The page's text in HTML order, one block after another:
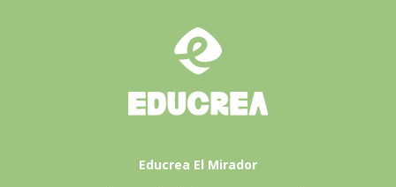
Educrea El Mirador